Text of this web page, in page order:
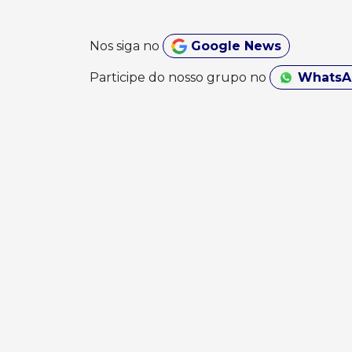
Nos siga no Google News
Participe do nosso grupo no